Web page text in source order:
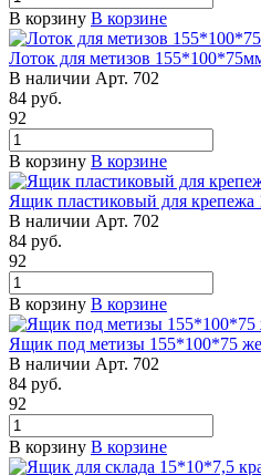
В корзину В корзине
Лоток для метизов
В наличии Арт. 702
84 руб.
92
В корзину В корзине
Ящик пластиковый для крепежа
В наличии Арт. 702
84 руб.
92
В корзину В корзине
Ящик под метизы 155*100*75
В наличии Арт. 702
84 руб.
92
В корзину В корзине